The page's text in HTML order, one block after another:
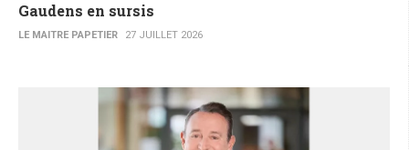
Gaudens en sursis
LE MAITRE PAPETIER 27 JUILLET 2026